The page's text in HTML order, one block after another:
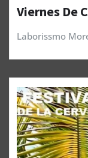
Viernes De
Laborissmo